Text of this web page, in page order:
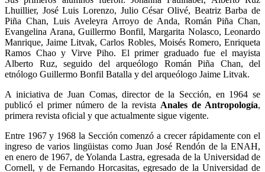
Lhuillier, José Luis Lorenzo, Julio César Olivé, Beatriz Barba de
Piña Chan, Luis Aveleyra Arroyo de Anda, Román Piña Chan,
Evangelina Arana, Guillermo Bonfil, Margarita Nolasco, Leonardo
Manrique, Jaime Litvak, Carlos Robles, Moisés Romero, Enriqueta
Ramos Chao y Virve Piho. El primer graduado fue el mayista
Alberto Ruz, seguido del arqueólogo Román Piña Chan, del
etnólogo Guillermo Bonfil Batalla y del arqueólogo Jaime Litvak.
A iniciativa de Juan Comas, director de la Sección, en 1964 se
publicó el primer número de la revista Anales de Antropología,
primera revista oficial y que actualmente sigue vigente.
Entre 1967 y 1968 la Sección comenzó a crecer rápidamente con el
ingreso de varios lingüistas como Juan José Rendón de la ENAH,
en enero de 1967, de Yolanda Lastra, egresada de la Universidad de
Cornell, y de Fernando Horcasitas, egresado de la Universidad de